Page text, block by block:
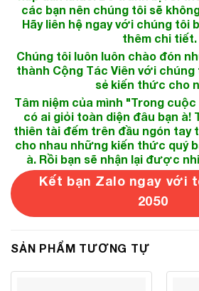
các bạn nên chúng tôi sẽ
Hãy liên hệ ngay với chúng tôi
thêm chi tiết.
Chúng tôi luôn luôn chào đón
thành Cộng Tác Viên với
sẻ kiến thức cho
Tâm niệm của mình "Trong
có ai giỏi toàn diện đâu bạn
thiên tài đếm trên đầu ngón tay
cho nhau những kiến thức quý
à. Rồi bạn sẽ nhận lại được
Kết bạn Zalo ngay với
2050
SẢN PHẨM TƯƠNG TỰ